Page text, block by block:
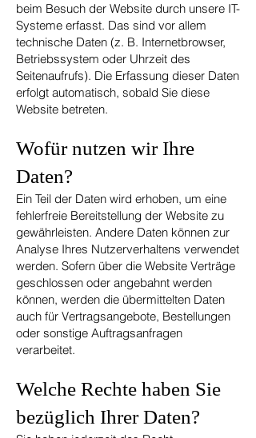
beim Besuch der Website durch unsere IT-
Systeme erfasst. Das sind vor allem
technische Daten (z. B. Internetbrowser,
Betriebssystem oder Uhrzeit des
Seitenaufrufs). Die Erfassung dieser Daten
erfolgt automatisch, sobald Sie diese
Website betreten.
Wofür nutzen wir Ihre
Daten?
Ein Teil der Daten wird erhoben, um eine
fehlerfreie Bereitstellung der Website zu
gewährleisten. Andere Daten können zur
Analyse Ihres Nutzerverhaltens verwendet
werden. Sofern über die Website Verträge
geschlossen oder angebahnt werden
können, werden die übermittelten Daten
auch für Vertragsangebote, Bestellungen
oder sonstige Auftragsanfragen
verarbeitet.
Welche Rechte haben Sie
bezüglich Ihrer Daten?